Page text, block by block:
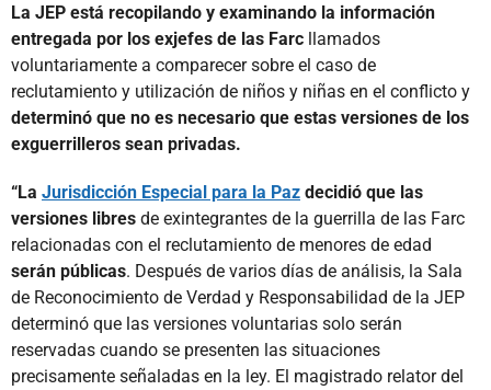
La JEP está recopilando y examinando la información
entregada por los exjefes de las Farc llamados
voluntariamente a comparecer sobre el caso de
reclutamiento y utilización de niños y niñas en el conflicto y
determinó que no es necesario que estas versiones de los
exguerrilleros sean privadas.
“La Jurisdicción Especial para la Paz decidió que las
versiones libres de exintegrantes de la guerrilla de las Farc
relacionadas con el reclutamiento de menores de edad
serán públicas. Después de varios días de análisis, la Sala
de Reconocimiento de Verdad y Responsabilidad de la JEP
determinó que las versiones voluntarias solo serán
reservadas cuando se presenten las situaciones
precisamente señaladas en la ley. El magistrado relator del